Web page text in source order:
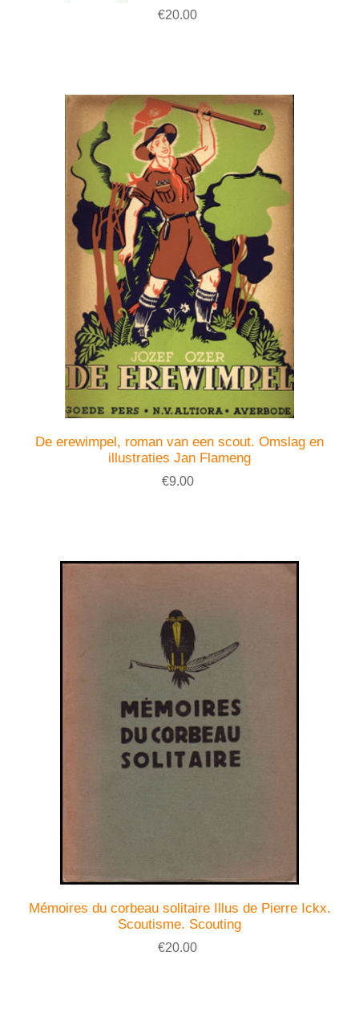
€20.00
De erewimpel, roman van een scout. Omslag en
illustraties Jan Flameng
€9.00
Mémoires du corbeau solitaire Illus de Pierre Ickx.
Scoutisme. Scouting
€20.00